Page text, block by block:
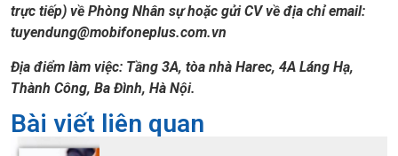
trực tiếp) về Phòng Nhân sự hoặc gửi CV về địa chỉ email:
tuyendung@mobifoneplus.com.vn
Địa điểm làm việc: Tầng 3A, tòa nhà Harec, 4A Láng Hạ,
Thành Công, Ba Đình, Hà Nội.
Bài viết liên quan